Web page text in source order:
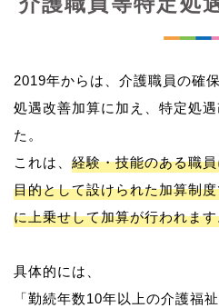
2019年からは、介護職員の確
処遇改善加算に加え、特定処
た。
これは、 経験・技能のある職
目的として設けられた加算制
に上乗せして加算が行われま
具体的には、
「勤続年数10年以上の介護福